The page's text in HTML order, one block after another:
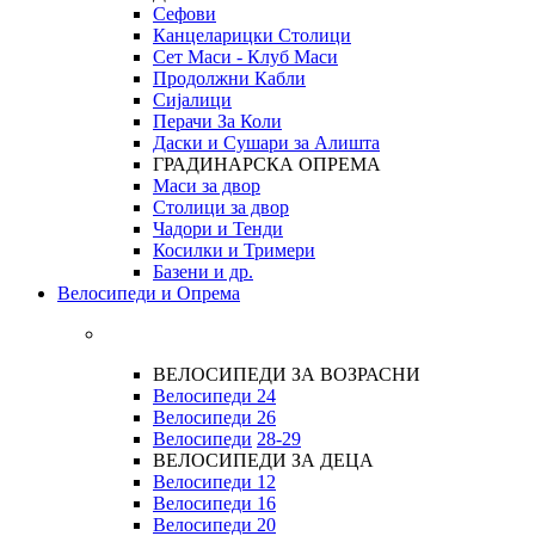
Сефови
Канцеларицки Столици
Сет Маси - Клуб Маси
Продолжни Кабли
Сијалици
Перачи За Коли
Даски и Сушари за Алишта
ГРАДИНАРСКА ОПРЕМА
Маси за двор
Столици за двор
Чадори и Тенди
Косилки и Тримери
Базени и др.
Велосипеди и Опрема
ВЕЛОСИПЕДИ ЗА ВОЗРАСНИ
Велосипеди 24
Велосипеди 26
Велосипеди 28-29
ВЕЛОСИПЕДИ ЗА ДЕЦА
Велосипеди 12
Велосипеди 16
Велосипеди 20